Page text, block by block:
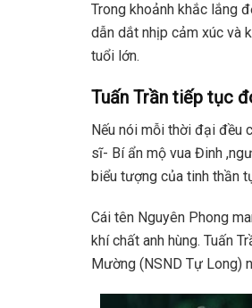
Trong khoảnh khắc lắng
dẫn dắt nhịp cảm xúc và
tuổi lớn.
Tuấn Trần tiếp tục
Nếu nói mỗi thời đại đều
sĩ- Bí ẩn mộ vua Đinh
biểu tượng của tinh thần
Cái tên Nguyên Phong
khí chất anh hùng. Tuấn
Mường (NSND Tự Long)